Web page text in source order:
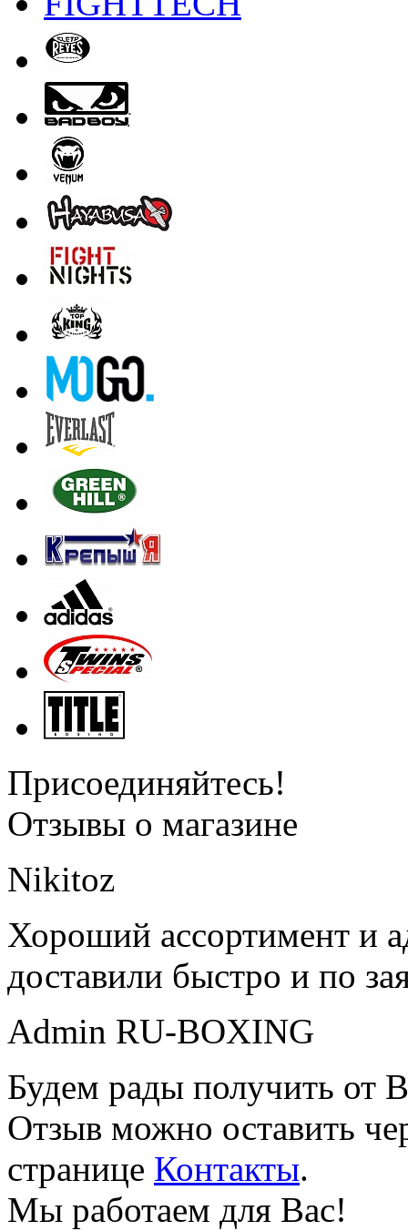
Присоединяйтесь!
Отзывы о магазине
Nikitoz
Хороший ассортимент и
доставили быстро и по
Admin RU-BOXING
Будем рады получить от
Отзыв можно оставить
странице Контакты.
Мы работаем для Вас!